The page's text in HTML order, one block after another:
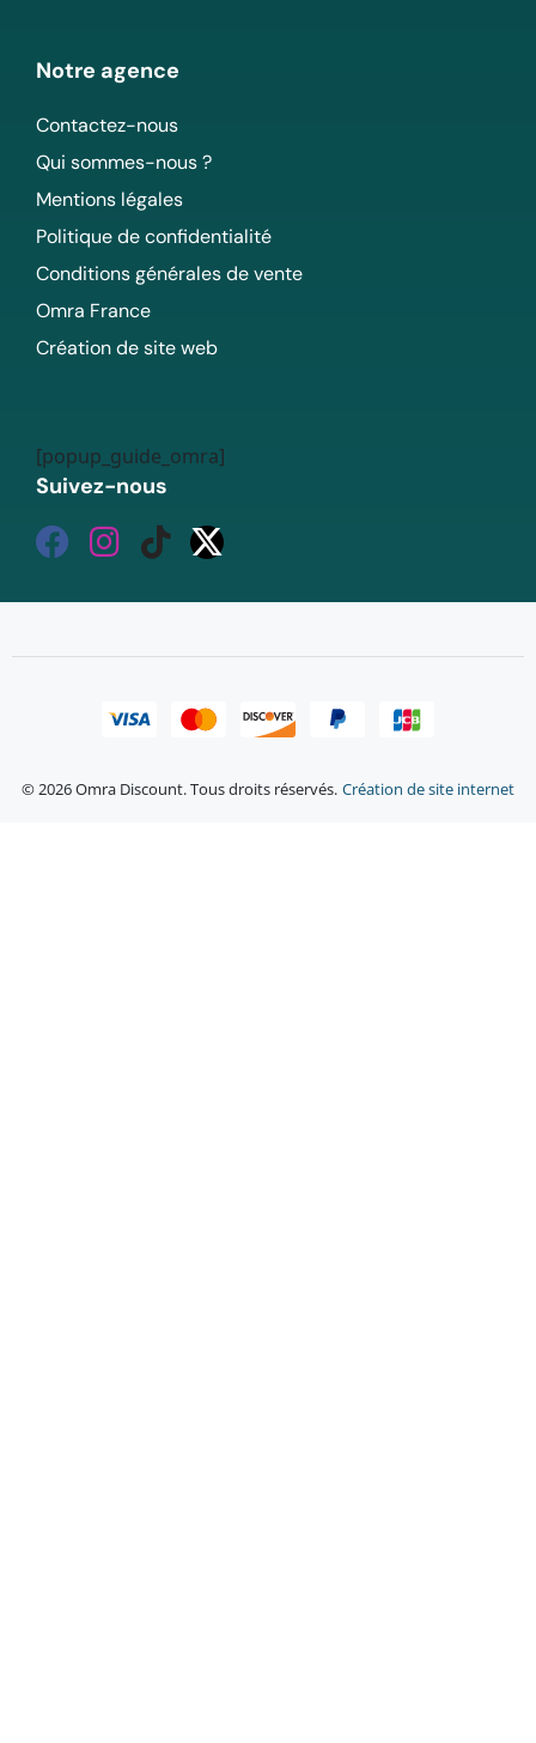
Notre agence
Contactez-nous
Qui sommes-nous ?
Mentions légales
Politique de confidentialité
Conditions générales de vente
Omra France
Création de site web
[popup_guide_omra]
Suivez-nous
© 2026 Omra Discount. Tous droits réservés. Création de site internet